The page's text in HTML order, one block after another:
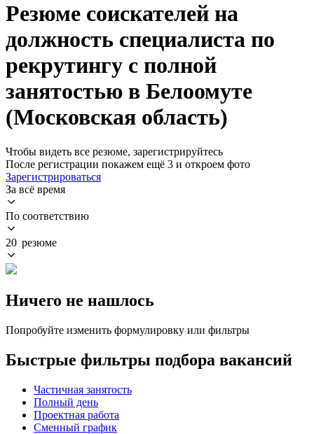
Резюме соискателей на
должность специалиста по
рекрутингу с полной
занятостью в Белоомуте
(Московская область)
Чтобы видеть все резюме, зарегистрируйтесь
После регистрации покажем ещё 3 и откроем фото
Зарегистрироваться
За всё время
По соответствию
20 резюме
Ничего не нашлось
Попробуйте изменить формулировку или фильтры
Быстрые фильтры подбора вакансий
Частичная занятость
Полный день
Проектная работа
Сменный график